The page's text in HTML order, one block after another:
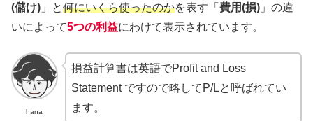
(儲け) 」と何にいくら使ったのかを表す「 費用(損) 」の違
いによって5つの利益にわけて表示されています。
hana
損益計算書は英語でProfit and Loss
Statement ですので略してP/Lと呼ばれてい
ます。